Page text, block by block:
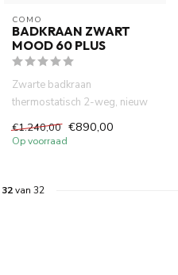
COMO
BADKRAAN ZWART
MOOD 60 PLUS
Zwarte badkraan
thermostatisch 2-weg, nieuw
MOOD...
€1.240,00 €890,00
Op voorraad
32van 32